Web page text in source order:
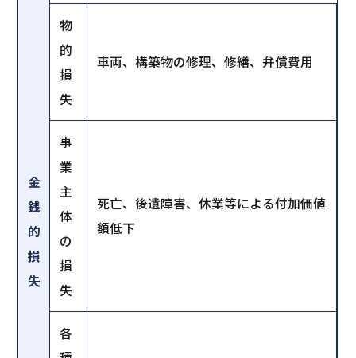
金
銭
的
損
失
物
的
損
失
車両、構築物の修理、修繕、弁償費用
事
業
主
体
の
損
失
死亡、後遺障害、休業等による付加価値
額低下
各